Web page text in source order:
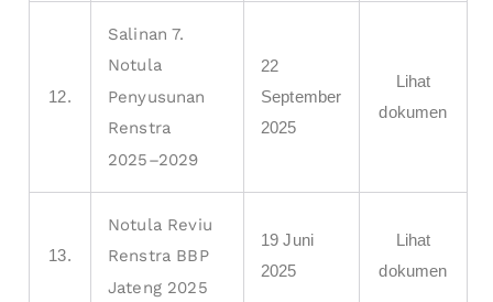
12.
Salinan 7.
Notula
Penyusunan
Renstra
2025–2029
22
September
2025
Lihat
dokumen
13.
Notula Reviu
Renstra BBP
Jateng 2025
19 Juni
2025
Lihat
dokumen